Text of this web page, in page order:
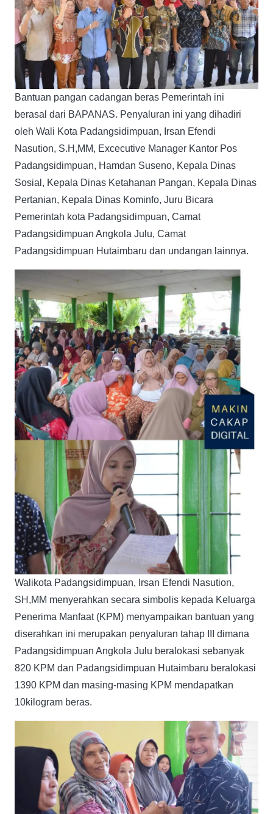
Bantuan pangan cadangan beras Pemerintah ini
berasal dari BAPANAS. Penyaluran ini yang dihadiri
oleh Wali Kota Padangsidimpuan, Irsan Efendi
Nasution, S.H,MM, Excecutive Manager Kantor Pos
Padangsidimpuan, Hamdan Suseno, Kepala Dinas
Sosial, Kepala Dinas Ketahanan Pangan, Kepala Dinas
Pertanian, Kepala Dinas Kominfo, Juru Bicara
Pemerintah kota Padangsidimpuan, Camat
Padangsidimpuan Angkola Julu, Camat
Padangsidimpuan Hutaimbaru dan undangan lainnya.
Walikota Padangsidimpuan, Irsan Efendi Nasution,
SH,MM menyerahkan secara simbolis kepada Keluarga
Penerima Manfaat (KPM) menyampaikan bantuan yang
diserahkan ini merupakan penyaluran tahap III dimana
Padangsidimpuan Angkola Julu beralokasi sebanyak
820 KPM dan Padangsidimpuan Hutaimbaru beralokasi
1390 KPM dan masing-masing KPM mendapatkan
10kilogram beras.